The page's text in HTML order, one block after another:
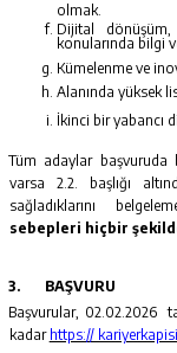
olmak.
Dijital
konularında bilgi
Kümelenme ve
Alanında yüksek
İkinci bir yabancı
Tüm adaylar başvuruda
varsa 2.2. başlığı
sağladıklarını
sebepleri hiçbir
3.
BAŞVURU
Başvurular, 02.02.2026
kadar https://